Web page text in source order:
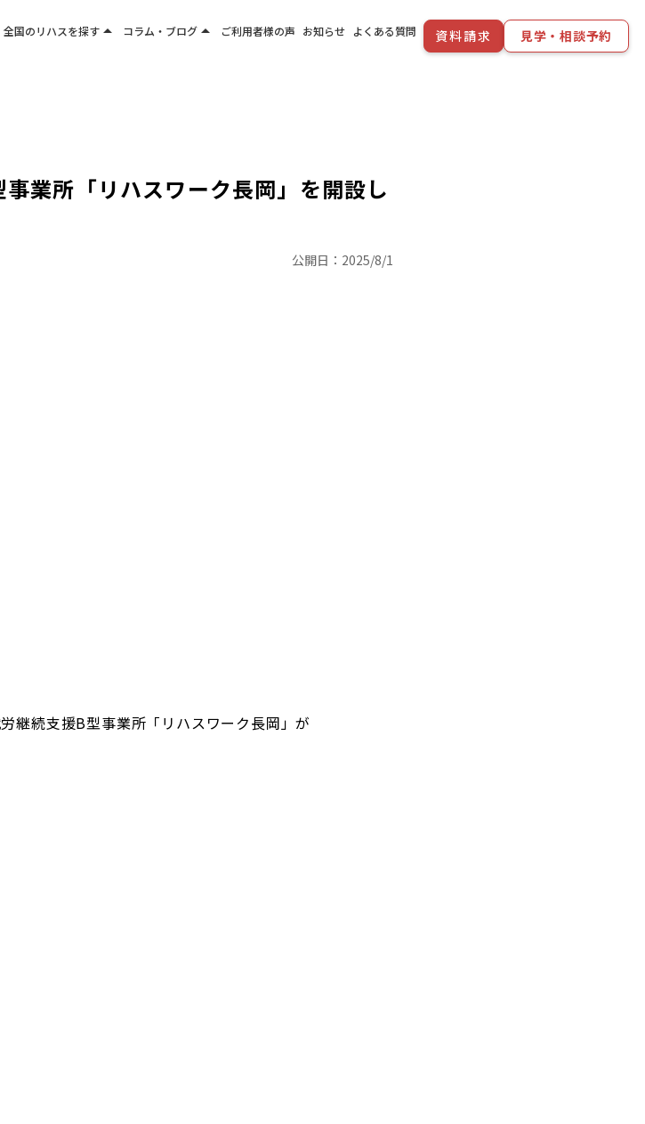
全国のリハスを探すarrow_drop_up
関西エリア
コラム・ブログarrow_drop_up ご利用者様の声 お知らせ よくある質問 資料請求 見学・相談予約
事業所「リハスワーク長岡」を開設し
公開日： 2025/8/1
継続支援B型事業所「リハスワーク長岡」が